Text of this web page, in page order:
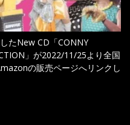
たNew CD「CONNY
」が2022/11/25より全国
の販売ページへリンクし